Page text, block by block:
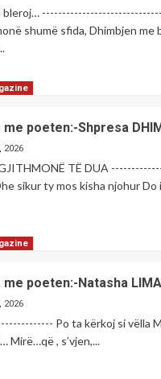
bleroj…
shumë sfida, Dhimbjen me
poeten:-Shpresa
2026
TË DUA
sikur ty mos kisha njohur Do
poeten:-Natasha
2026
Po ta kërkoj si vëlla
Mirë…që , s’vjen,...